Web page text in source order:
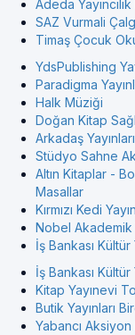
Adeda
SAZ Vurmali
Timaş Çocuk
YdsPublishing
Paradigma
Halk Müziği
Doğan Kitap
Arkadaş
Stüdyo Sahne
Altın Kitaplar -
Masallar
Kırmızı Kedi
Nobel Akademik
İş Bankası Kültür
İş Bankası
Kitap Yayınevi
Butik Yayınları
Yabancı